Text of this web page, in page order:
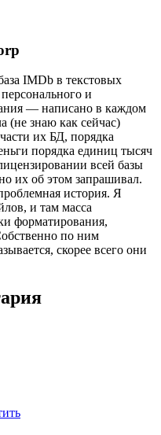
IMDb в текстовых
и
— написано в каждом
(не знаю как сейчас)
их БД, порядка
порядка единиц тысяч
всей базы
их об этом запрашивал.
история. Я
и там масса
форматирования,
по ним
скорее всего они